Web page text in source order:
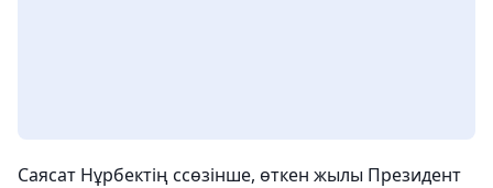
Саясат Нұрбектің ссөзінше, өткен жылы Президент